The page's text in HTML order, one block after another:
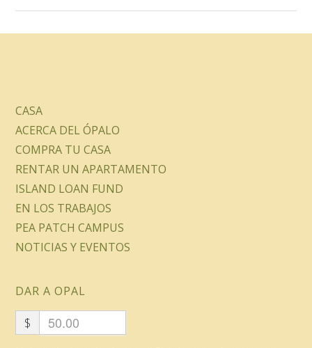
CASA
ACERCA DEL ÓPALO
COMPRA TU CASA
RENTAR UN APARTAMENTO
ISLAND LOAN FUND
EN LOS TRABAJOS
PEA PATCH CAMPUS
NOTICIAS Y EVENTOS
DAR A OPAL
$